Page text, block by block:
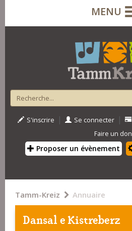
MENU
S'inscrire | Se connecter |
Faire un don
Proposer un évènement
Tamm-Kreiz Annuaire
Dansal e Kistreberz